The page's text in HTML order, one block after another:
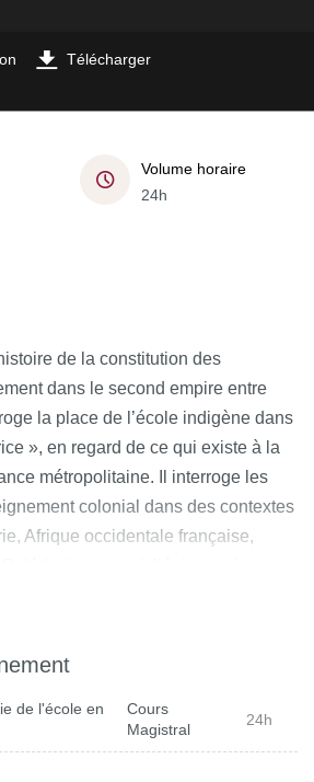
Télécharger
Volume horaire
24h
de la constitution des
dans le second empire entre
la place de l’école indigène dans
», en regard de ce qui existe à la
métropolitaine. Il interroge les
colonial dans des contextes
Afrique occidentale française,
l’adaptation du
de l'école en
Cours
Magistral
24h